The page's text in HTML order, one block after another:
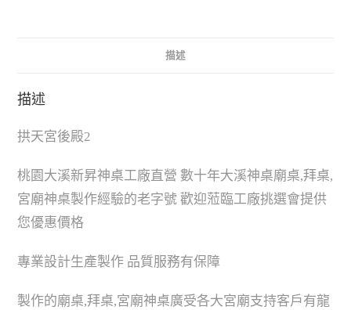
描述
描述
拱天宮後殿2
桃園大溪新昇神桌工廠直營 數十年大溪神桌廟桌,拜桌,
宮廟神桌製作經驗的老字號 歡迎蒞臨工廠挑選會提供
您優惠價格
專業設計生產製作 品質服務有保障
製作的廟桌,拜桌,宮廟神桌廣受各大宮廟支持客戶有龍